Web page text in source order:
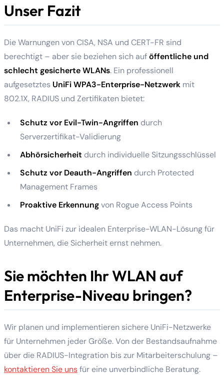
Unser Fazit
Die Warnungen von CISA, NSA und CERT-FR sind
berechtigt – aber sie beziehen sich auföffentliche und
schlecht gesicherte WLANs. Ein professionell
aufgesetztes UniFi WPA3-Enterprise-Netzwerk mit
802.1X, RADIUS und Zertifikaten bietet:
Schutz vor Evil-Twin-Angriffen durch
Serverzertifikat-Validierung
Abhörsicherheit durch individuelle Sitzungsschlüssel
Schutz vor Deauth-Angriffen durch Protected
Management Frames
Proaktive Erkennungvon Rogue Access Points
Das macht UniFi zur idealen Enterprise-WLAN-Lösung für
Unternehmen, die Sicherheit ernst nehmen.
Sie möchten Ihr WLAN auf
Enterprise-Niveau bringen?
Wir planen und implementieren sichere UniFi-Netzwerke
für Unternehmen jeder Größe. Von der Bestandsaufnahme
über die RADIUS-Integration bis zur Mitarbeiterschulung –
kontaktieren Sie unsfür eine unverbindliche Beratung.